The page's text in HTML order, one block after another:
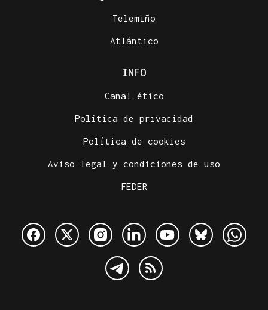
Telemiño
Atlántico
INFO
Canal ético
Política de privacidad
Política de cookies
Aviso legal y condiciones de uso
FEDER